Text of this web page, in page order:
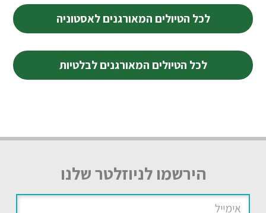
לכל הטיולים המאורגנים לאסטוניה
לכל הטיולים המאורגנים לבלטיות
הירשמו לניוזלטר שלנו